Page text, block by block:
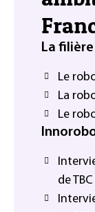
La
Le
La
Le
de